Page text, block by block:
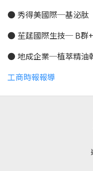
● 秀得美國際─基泌肽
● 苼莛國際生技─ B群
● 地成企業─植萃精油
工商時報報導